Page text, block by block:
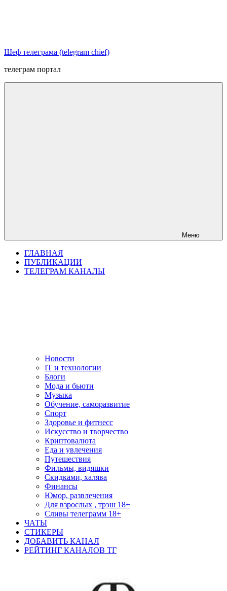
Шеф телеграма (telegram chief)
телеграм портал
Меню
ГЛАВНАЯ
ПУБЛИКАЦИИ
ТЕЛЕГРАМ КАНАЛЫ
Новости
IT и технологии
Блоги
Мода и бьюти
Музыка
Обучение, саморазвитие
Спорт
Здоровье и фитнесс
Искусство и творчество
Криптовалюта
Еда и увлечения
Путешествия
Фильмы, видяшки
Скидками, халява
Финансы
Юмор, развлечения
Для взрослых , трэш 18+
Сливы телеграмм 18+
ЧАТЫ
СТИКЕРЫ
ДОБАВИТЬ КАНАЛ
РЕЙТИНГ КАНАЛОВ ТГ